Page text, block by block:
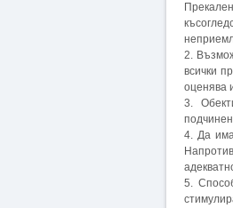
2.
всички
оценява
3.
4. Да
5.